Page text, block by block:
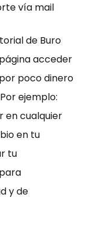
vía mail
de Buro
acceder
poco dinero
ejemplo:
en cualquier
en tu
tu
y de